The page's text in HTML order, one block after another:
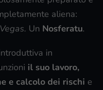
aliena:
Un Nosferatu.
in
il suo lavoro,
e calcolo dei rischi e